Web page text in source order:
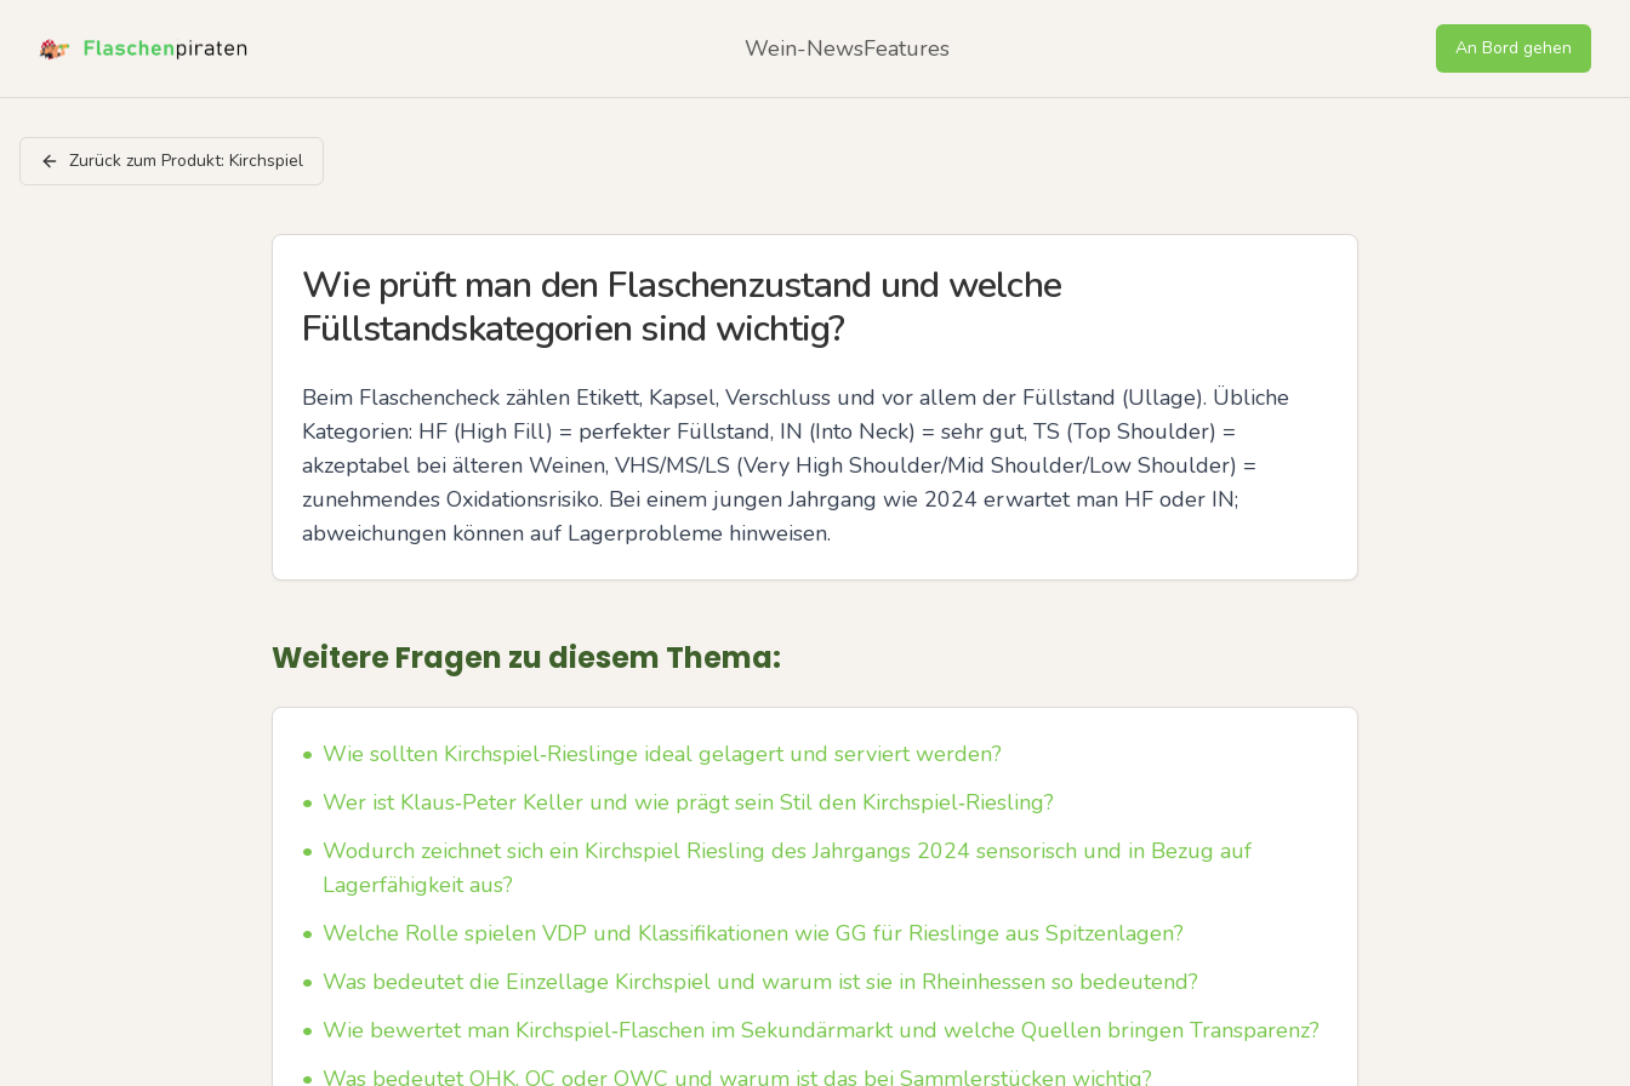
Wein-NewsFeatures An Bord gehen
Zurück zum Produkt: Kirchspiel
Wie prüft man den Flaschenzustand und welche
Füllstandskategorien sind wichtig?
Beim Flaschencheck zählen Etikett, Kapsel, Verschluss und vor allem der Füllstand (Ullage). Übliche
Kategorien: HF (High Fill) = perfekter Füllstand, IN (Into Neck) = sehr gut, TS (Top Shoulder) =
akzeptabel bei älteren Weinen, VHS/MS/LS (Very High Shoulder/Mid Shoulder/Low Shoulder) =
zunehmendes Oxidationsrisiko. Bei einem jungen Jahrgang wie 2024 erwartet man HF oder IN;
abweichungen können auf Lagerprobleme hinweisen.
Weitere Fragen zu diesem Thema:
• Wie sollten Kirchspiel‑Rieslinge ideal gelagert und serviert werden?
• Wer ist Klaus‑Peter Keller und wie prägt sein Stil den Kirchspiel‑Riesling?
• Wodurch zeichnet sich ein Kirchspiel Riesling des Jahrgangs 2024 sensorisch und in Bezug auf
Lagerfähigkeit aus?
• Welche Rolle spielen VDP und Klassifikationen wie GG für Rieslinge aus Spitzenlagen?
• Was bedeutet die Einzellage Kirchspiel und warum ist sie in Rheinhessen so bedeutend?
• Wie bewertet man Kirchspiel‑Flaschen im Sekundärmarkt und welche Quellen bringen Transparenz?
• Was bedeutet OHK, OC oder OWC und warum ist das bei Sammlerstücken wichtig?